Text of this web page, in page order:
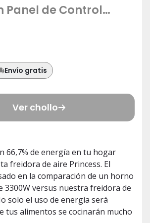
Panel de Control
Fácil de Usar y de
Tiempo y
Regulable, 1500
30 Recetas Pdf,
Envío gratis
Ver chollo
66,7% de energía en tu hogar
freidora de aire Princess. El
en la comparación de un horno
3300W versus nuestra freidora de
solo el uso de energía será
tus alimentos se cocinarán mucho